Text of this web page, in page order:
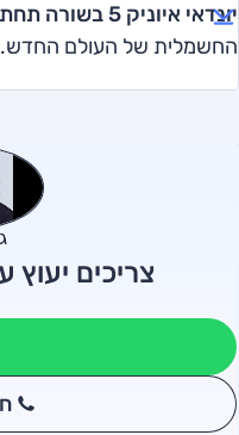
יונדאי איוניק 5 בשורה תחתונה
החשמלית של העולם החדש.
צריכים יעוץ על